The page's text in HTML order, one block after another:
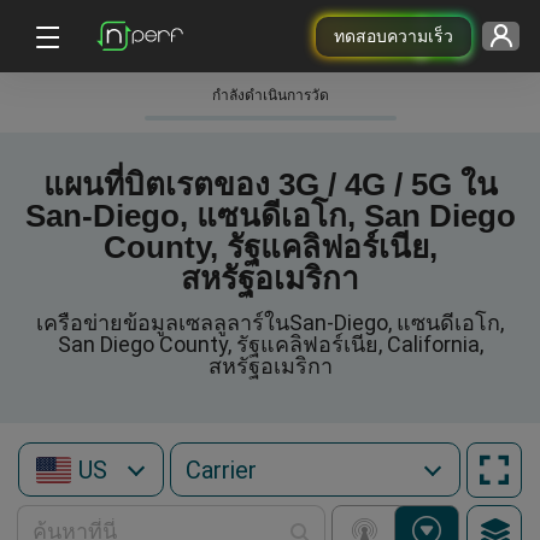
ทดสอบความเร็ว
กําลังดําเนินการวัด
แผนที่บิตเรตของ 3G / 4G / 5G ใน
San-Diego, แซนดีเอโก, San Diego
County, รัฐแคลิฟอร์เนีย,
สหรัฐอเมริกา
เครือข่ายข้อมูลเซลลูลาร์ในSan-Diego, แซนดีเอโก,
San Diego County, รัฐแคลิฟอร์เนีย, California,
สหรัฐอเมริกา
US